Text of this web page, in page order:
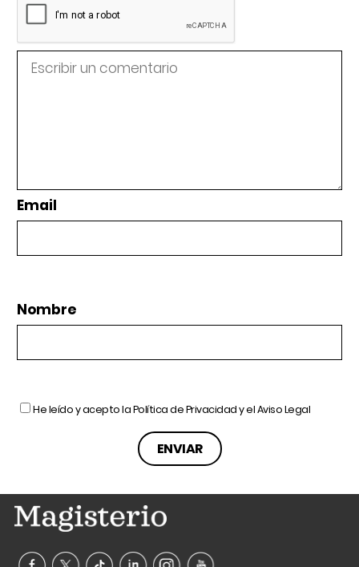
Email
Nombre
He leído y acepto laPolítica de Privacidady elAviso Legal